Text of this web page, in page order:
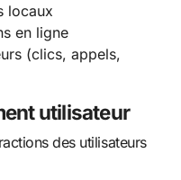
locaux
en ligne
(clics, appels,
utilisateur
des utilisateurs